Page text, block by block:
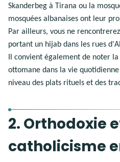
Skanderbeg à Tirana ou la
mosquées albanaises ont leur
Par ailleurs, vous ne
portant un hijab dans les rues
Il convient également de noter
ottomane dans la vie
niveau des plats rituels et des
2. Orthodoxie
catholicisme